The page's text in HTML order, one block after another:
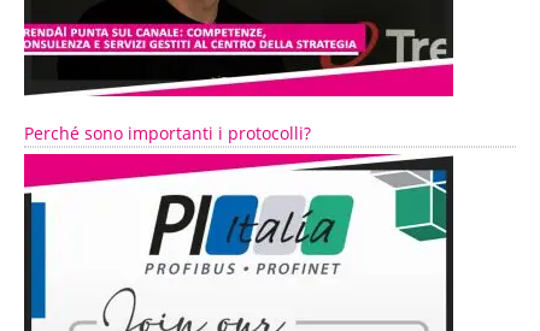
Perché sono importanti i protocolli?